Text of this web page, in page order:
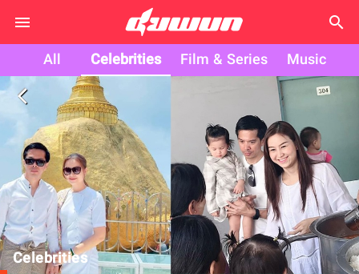
search
All Celebrities Film & Series Music
arrow_back_ios
Celebrities